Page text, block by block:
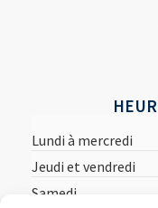
Lundi à mercredi
Jeudi et vendredi
Samedi